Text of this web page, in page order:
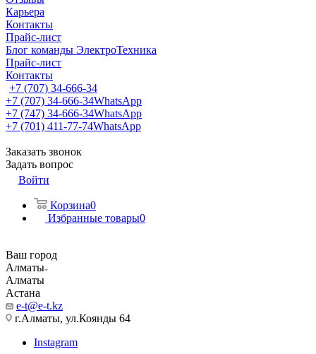
Карьера
Контакты
Прайс-лист
Блог команды ЭлектроТехника
Прайс-лист
Контакты
+7 (707) 34-666-34
+7 (707) 34-666-34WhatsApp
+7 (747) 34-666-34WhatsApp
+7 (701) 411-77-74WhatsApp
Заказать звонок
Задать вопрос
Войти
Корзина0
Избранные товары0
Ваш город
Алматы
Алматы
Астана
e-t@e-t.kz
г.Алматы, ул.Коянды 64
Instagram